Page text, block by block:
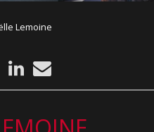
Lemoine